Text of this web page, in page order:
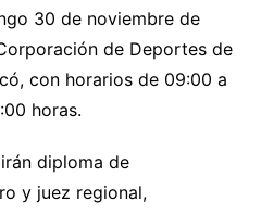
30 de noviembre de
de Deportes de
con horarios de 09:00 a
horas.
diploma de
y juez regional,